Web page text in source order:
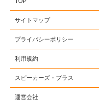
サイトマップ
プライバシーポリシー
利用規約
スピーカーズ・プラス
運営会社